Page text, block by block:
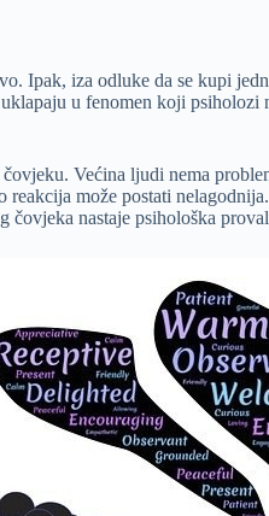
Ipak, iza odluke da se kupi
u fenomen koji psiholozi
Većina ljudi nema
može postati
nastaje psihološka